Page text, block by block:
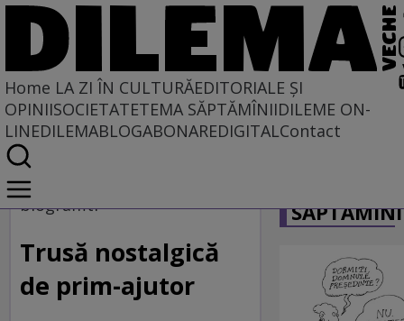
Home LA ZI ÎN CULTURĂEDITORIALE ȘI
OPINIISOCIETATETEMA SĂPTĂMÎNIIDILEME ON-
LINEDILEMABLOGABONAREDIGITALContact
Home
La zi în cultură
Carte
biograffiti
Trusă nostalgică
de prim-ajutor